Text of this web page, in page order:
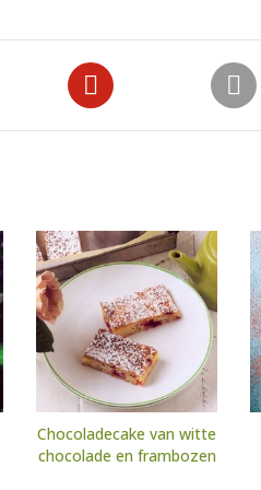
Chocoladecake van witte
chocolade en frambozen